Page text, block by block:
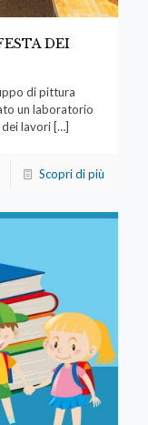
DEI
di pittura
un laboratorio
lavori […]
Scopri di più